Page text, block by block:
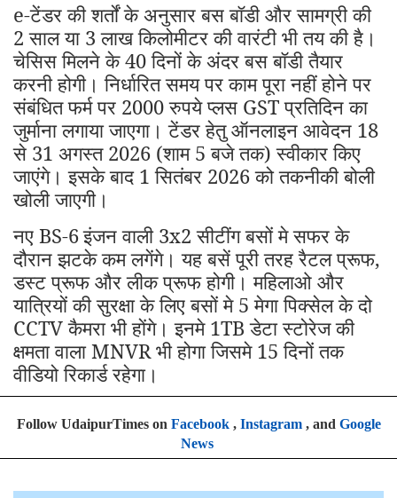
e-टेंडर की शर्तों के अनुसार बस बॉडी और सामग्री की
2 साल या 3 लाख किलोमीटर की वारंटी भी तय की है।
चेसिस मिलने के 40 दिनों के अंदर बस बॉडी तैयार
करनी होगी। निर्धारित समय पर काम पूरा नहीं होने पर
संबंधित फर्म पर 2000 रुपये प्लस GST प्रतिदिन का
जुर्माना लगाया जाएगा। टेंडर हेतु ऑनलाइन आवेदन 18
से 31 अगस्त 2026 (शाम 5 बजे तक) स्वीकार किए
जाएंगे। इसके बाद 1 सितंबर 2026 को तकनीकी बोली
खोली जाएगी।
नए BS-6इंजन वाली 3x2 सीटींग बसों मे सफर के
दौरान झटके कम लगेंगे। यह बसें पूरी तरह रैटल प्रूफ,
डस्ट प्रूफ और लीक प्रूफ होगी। महिलाओ और
यात्रियों की सुरक्षा के लिए बसों मे 5 मेगा पिक्सेल के दो
CCTV कैमरा भी होंगे। इनमे 1TB डेटा स्टोरेज की
क्षमता वाला MNVR भी होगा जिसमे 15 दिनों तक
वीडियो रिकार्ड रहेगा।
Follow UdaipurTimes on Facebook, Instagram, and Google
News